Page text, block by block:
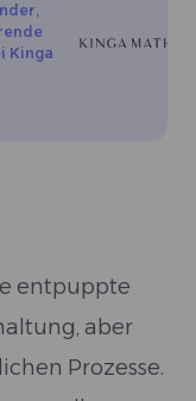
,
Kinga
entpuppte
aber
Prozesse.